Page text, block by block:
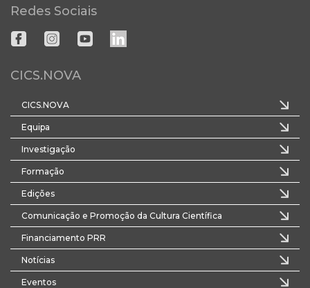
Redes Sociais
CICS.NOVA
CICS.NOVA
Equipa
Investigação
Formação
Edições
Comunicação e Promoção da Cultura Científica
Financiamento PRR
Notícias
Eventos